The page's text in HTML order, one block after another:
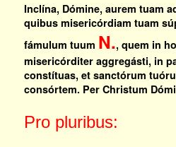
Inclína, Dómine, aurem tuam
quibus misericórdiam tuam
fámulum tuum N., quem in
misericórditer aggregásti, in
constítuas, et sanctórum
consórtem. Per Christum
Pro pluribus: